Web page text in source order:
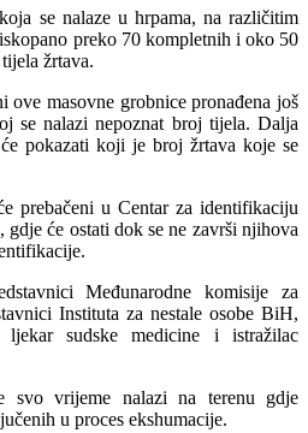
se nalaze u hrpama, na različitim
preko 70 kompletnih i oko 50
žrtava.
ove masovne grobnice pronađena još
se nalazi nepoznat broj tijela. Dalja
pokazati koji je broj žrtava koje se
prebačeni u Centar za identifikaciju
gdje će ostati dok se ne završi njihova
Međunarodne komisije za
Instituta za nestale osobe BiH,
ljekar sudske medicine i istražilac
svo vrijeme nalazi na terenu gdje
u proces ekshumacije.